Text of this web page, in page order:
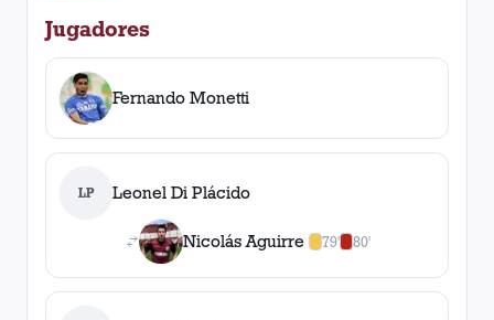
Jugadores
Fernando Monetti
LP Leonel Di Plácido
Nicolás Aguirre 79' 80'
1amarilla